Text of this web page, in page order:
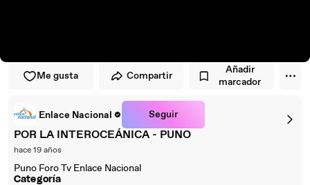
Me gusta Compartir
Añadir
marcador
Enlace Nacional Seguir
POR LA INTEROCEÁNICA - PUNO
hace 19 años
Puno Foro Tv Enlace Nacional
Categoría